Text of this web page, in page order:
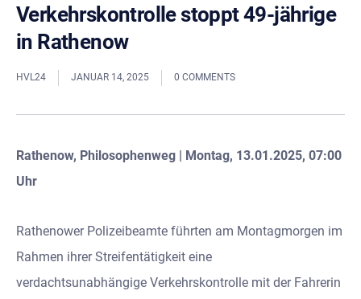
Verkehrskontrolle stoppt 49-jährige
in Rathenow
HVL24 JANUAR 14, 2025 0 COMMENTS
Rathenow, Philosophenweg | Montag, 13.01.2025, 07:00
Uhr
Rathenower Polizeibeamte führten am Montagmorgen im
Rahmen ihrer Streifentätigkeit eine
verdachtsunabhängige Verkehrskontrolle mit der Fahrerin